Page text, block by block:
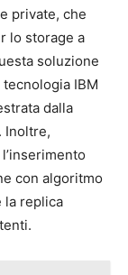
private, che
lo storage a
soluzione
IBM
dalla
Inoltre,
con algoritmo
la replica